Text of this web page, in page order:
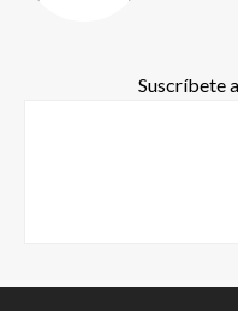
Suscríbete